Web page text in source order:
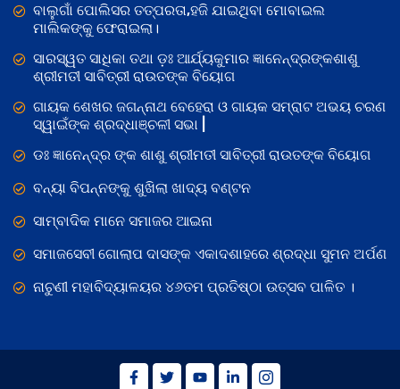
ବାଲୁଗାଁ ପୋଲିସର ତତ୍‌ପରତା,ହଜି ଯାଇଥିବା ମୋବାଇଲ
ମାଲିକଙ୍କୁ ଫେରାଇଲା।
ସାରସ୍ୱତ ସାଧିକା ତଥା ଡ଼ଃ ଆର୍ଯ୍ୟକୁମାର ଜ୍ଞାନେନ୍ଦ୍ରଙ୍କଶାଶୁ
ଶ୍ରୀମତୀ ସାବିତ୍ରୀ ରାଉତଙ୍କ ବିୟୋଗ
ଗାୟକ ଶେଖର ଜଗନ୍ନାଥ ବେହେରା ଓ ଗାୟକ ସମ୍ରାଟ ଅଭୟ ଚରଣ
ସ୍ୱାଇଁଙ୍କ ଶ୍ରଦ୍ଧାଞ୍ଚଳୀ ସଭା |
ଡଃ ଜ୍ଞାନେନ୍ଦ୍ର ଙ୍କ ଶାଶୁ ଶ୍ରୀମତୀ ସାବିତ୍ରୀ ରାଉତଙ୍କ ବିୟୋଗ
ବନ୍ୟା ବିପନ୍ନଙ୍କୁ ଶୁଖିଲା ଖାଦ୍ୟ ବଣ୍ଟନ
ସାମ୍ବାଦିକ ମାନେ ସମାଜର ଆଇନା
ସମାଜସେବୀ ଗୋଲାପ ଦାସଙ୍କ ଏକାଦଶାହରେ ଶ୍ରଦ୍ଧା ସୁମନ ଅର୍ପଣ
ନାଚୁଣୀ ମହାବିଦ୍ୟାଳୟର ୪୬ତମ ପ୍ରତିଷ୍ଠା ଉତ୍ସବ ପାଳିତ ।